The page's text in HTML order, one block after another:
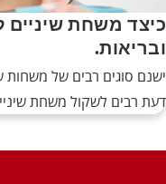
כיצד משחת שיניים
ובריאות.
ישנם סוגים רבים של משחות
דעת רבים לשקול משחת